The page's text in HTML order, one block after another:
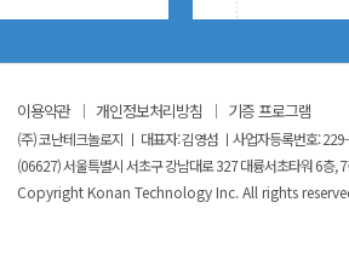
이용약관 개인정보처리방침 기증 프로그램
(주) 코난테크놀로지 ㅣ 대표자: 김영섬 ㅣ사업자등록번호:
(06627) 서울특별시 서초구 강남대로 327 대륭서초타워 6층,
Copyright Konan Technology Inc. All rights